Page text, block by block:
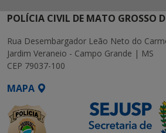
POLÍCIA CIVIL DE MATO GROSSO
Rua Desembargador Leão Neto do
Jardim Veraneio - Campo Grande | MS
CEP 79037-100
MAPA